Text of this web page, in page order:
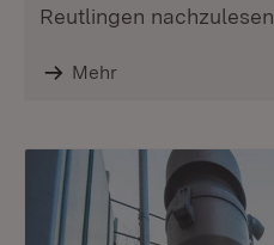
Reutlingen nachzulesen.
Mehr